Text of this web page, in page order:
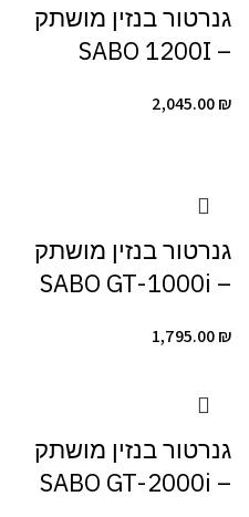
גנרטור ‏בנזין מושתק
– SABO 1200I
2,045.00₪
גנרטור ‏בנזין מושתק
– SABO GT-1000i
1,795.00₪
גנרטור ‏בנזין מושתק
– SABO GT-2000i